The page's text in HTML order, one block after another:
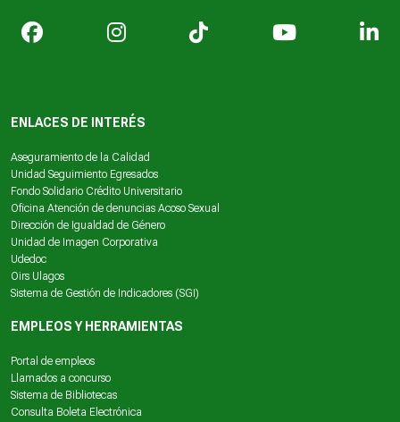
ENLACES DE INTERÉS
Aseguramiento de la Calidad
Unidad Seguimiento Egresados
Fondo Solidario Crédito Universitario
Oficina Atención de denuncias Acoso Sexual
Dirección de Igualdad de Género
Unidad de Imagen Corporativa
Udedoc
Oirs Ulagos
Sistema de Gestión de Indicadores (SGI)
EMPLEOS Y HERRAMIENTAS
Portal de empleos
Llamados a concurso
Sistema de Bibliotecas
Consulta Boleta Electrónica